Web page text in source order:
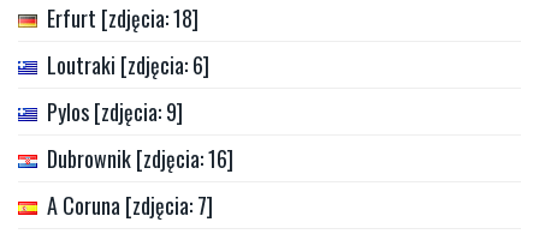
Erfurt [zdjęcia: 18]
Loutraki [zdjęcia: 6]
Pylos [zdjęcia: 9]
Dubrownik [zdjęcia: 16]
A Coruna [zdjęcia: 7]